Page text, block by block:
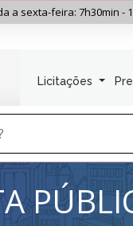
a sexta-feira: 7h30min -
Licitações